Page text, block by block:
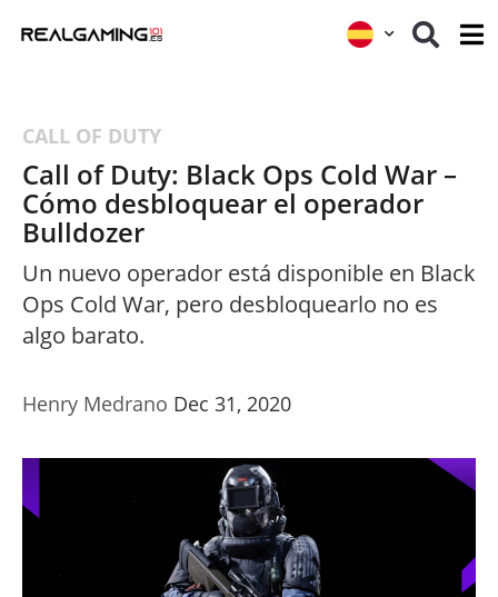
CALL OF DUTY
Call of Duty: Black Ops Cold War –
Cómo desbloquear el operador
Bulldozer
Un nuevo operador está disponible en Black
Ops Cold War, pero desbloquearlo no es
algo barato.
Henry Medrano Dec 31, 2020